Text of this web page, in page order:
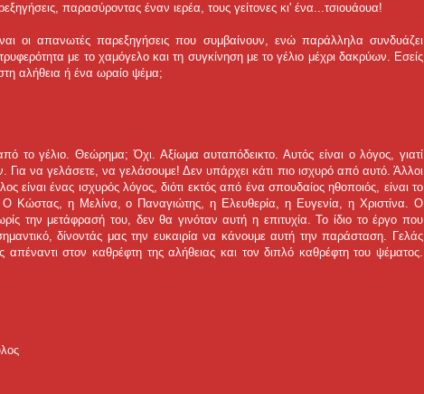
παρασύροντας έναν ιερέα, τους γείτονες κι' ένα...τσιουάουα!
οι απανωτές παρεξηγήσεις που συμβαίνουν, ενώ παράλληλα συνδυάζει
με το χαμόγελο και τη συγκίνηση με το γέλιο μέχρι δακρύων. Εσείς
αλήθεια ή ένα ωραίο ψέμα;
το γέλιο. Θεώρημα; Όχι. Αξίωμα αυταπόδεικτο. Αυτός είναι ο λόγος, γιατί
Για να γελάσετε, να γελάσουμε! Δεν υπάρχει κάτι πιο ισχυρό από αυτό. Άλλοι
είναι ένας ισχυρός λόγος, διότι εκτός από ένα σπουδαίος ηθοποιός, είναι το
Ο Κώστας, η Μελίνα, ο Παναγιώτης, η Ελευθερία, η Ευγενία, η Χριστίνα. Ο
την μετάφρασή του, δεν θα γινόταν αυτή η επιτυχία. Το ίδιο το έργο που
δίνοντάς μας την ευκαιρία να κάνουμε αυτή την παράσταση. Γελάς
στον καθρέφτη της αλήθειας και τον διπλό καθρέφτη του ψέματος.